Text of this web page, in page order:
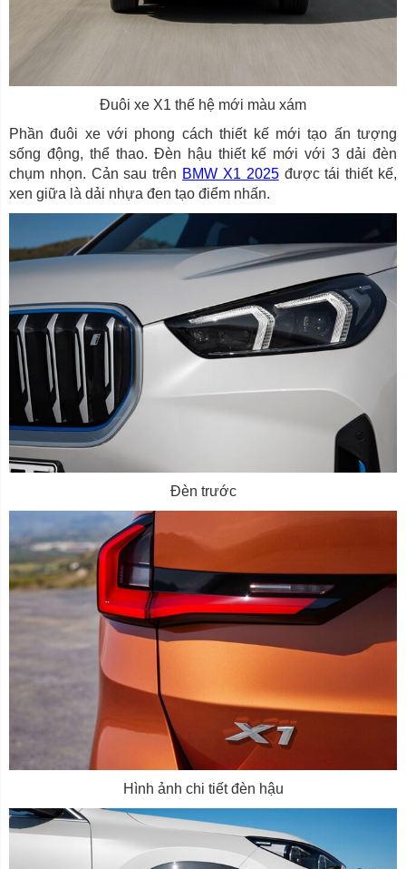
Đuôi xe X1 thế hệ mới màu xám
Phần đuôi xe với phong cách thiết kế mới tạo ấn tượng
sống động, thể thao. Đèn hậu thiết kế mới với 3 dải đèn
chụm nhọn. Cản sau trên BMW X1 2025được tái thiết kế,
xen giữa là dải nhựa đen tạo điểm nhấn.
Đèn trước
Hình ảnh chi tiết đèn hậu